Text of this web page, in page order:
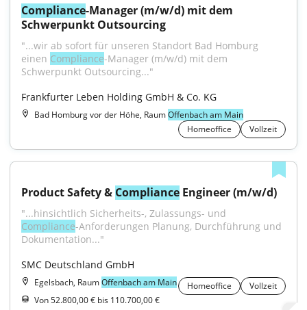
Compliance-Manager (m/w/d) mit dem
Schwerpunkt Outsourcing
"...wir ab sofort für unseren Standort Bad Homburg
einen Compliance-Manager (m/w/d) mit dem
Schwerpunkt Outsourcing..."
Frankfurter Leben Holding GmbH & Co. KG
Bad Homburg vor der Höhe, RaumOffenbach am Main
Homeoffice
Vollzeit
Product Safety & Compliance Engineer (m/w/d)
Compliance-Anforderungen Planung, Durchführung und
Dokumentation..."
SMC Deutschland GmbH
Egelsbach, RaumOffenbach am Main Homeoffice
Vollzeit
Von 52.800,00 € bis 110.700,00 €